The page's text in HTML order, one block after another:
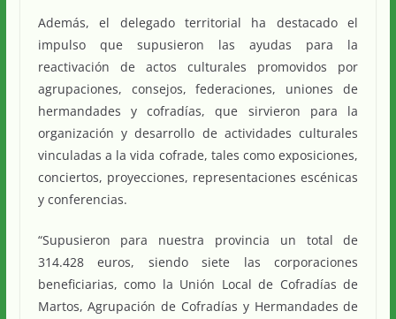
Además, el delegado territorial ha destacado el
impulso que supusieron las ayudas para la
reactivación de actos culturales promovidos por
agrupaciones, consejos, federaciones, uniones de
hermandades y cofradías, que sirvieron para la
organización y desarrollo de actividades culturales
vinculadas a la vida cofrade, tales como exposiciones,
conciertos, proyecciones, representaciones escénicas
y conferencias.
“Supusieron para nuestra provincia un total de
314.428 euros, siendo siete las corporaciones
beneficiarias, como la Unión Local de Cofradías de
Martos, Agrupación de Cofradías y Hermandades de